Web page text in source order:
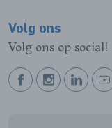
Volg ons
Volg ons op social!
BEKIJKBEKIJK